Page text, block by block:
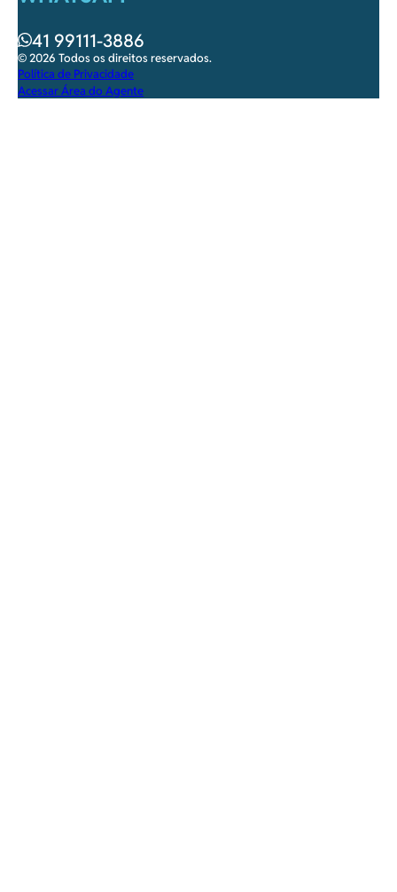
41 99111-3886
© 2026 Todos os direitos reservados.
Política de Privacidade
Acessar Área do Agente